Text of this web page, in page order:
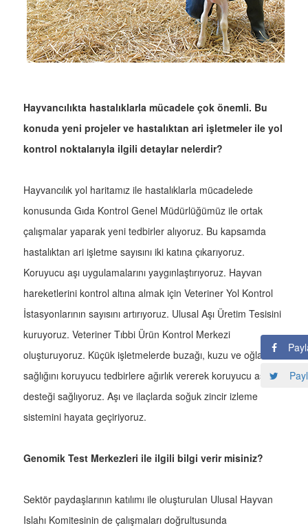
Hayvancılıkta hastalıklarla mücadele çok önemli. Bu
konuda yeni projeler ve hastalıktan ari işletmeler ile yol
kontrol noktalarıyla ilgili detaylar nelerdir?
Hayvancılık yol haritamız ile hastalıklarla mücadelede
konusunda Gıda Kontrol Genel Müdürlüğümüz ile ortak
çalışmalar yaparak yeni tedbirler alıyoruz. Bu kapsamda
hastalıktan ari işletme sayısını iki katına çıkarıyoruz.
Koruyucu aşı uygulamalarını yaygınlaştırıyoruz. Hayvan
hareketlerini kontrol altına almak için Veteriner Yol Kontrol
İstasyonlarının sayısını artırıyoruz. Ulusal Aşı Üretim Tesisini
kuruyoruz. Veteriner Tıbbi Ürün Kontrol Merkezi
oluşturuyoruz. Küçük işletmelerde buzağı, kuzu ve oğlak
sağlığını koruyucu tedbirlere ağırlık vererek koruyucu aşı
desteği sağlıyoruz. Aşı ve ilaçlarda soğuk zincir izleme
sistemini hayata geçiriyoruz.
Genomik Test Merkezleri ile ilgili bilgi verir misiniz?
Sektör paydaşlarının katılımı ile oluşturulan Ulusal Hayvan
Islahı Komitesinin de çalışmaları doğrultusunda